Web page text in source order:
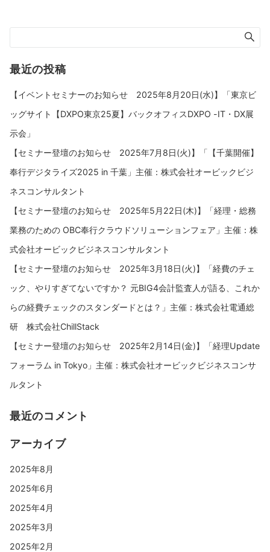
最近の投稿
【イベントセミナーのお知らせ 2025年8月20日(水)】「東京ビ
ッグサイト【DXPO東京25夏】バックオフィスDXPO -IT・DX展
示会」
【セミナー登壇のお知らせ 2025年7月8日(火)】「【千葉開催】
奉行デジタライズ2025 in 千葉」主催：株式会社オービックビジ
ネスコンサルタント
【セミナー登壇のお知らせ 2025年5月22日(木)】「経理・総務
業務のための OBC奉行クラウドソリューションフェア」主催：株
式会社オービックビジネスコンサルタント
【セミナー登壇のお知らせ 2025年3月18日(火)】「経費のチェ
ック、やりすぎてないですか？ 元BIG4会計監査人が語る、これか
らの経費チェックのスタンダードとは？」主催：株式会社電通総
研 株式会社ChillStack
【セミナー登壇のお知らせ 2025年2月14日(金)】「経理Update
フォーラム in Tokyo」主催：株式会社オービックビジネスコンサ
ルタント
最近のコメント
アーカイブ
2025年8月
2025年6月
2025年4月
2025年3月
2025年2月